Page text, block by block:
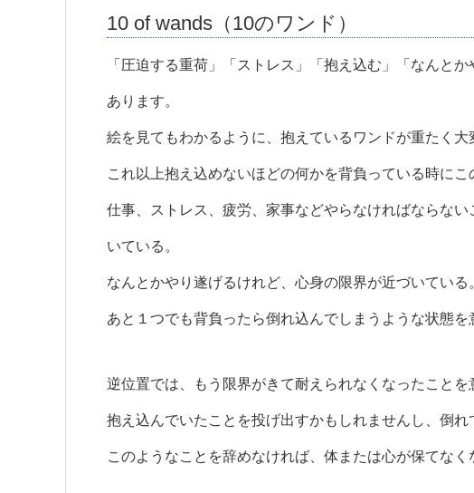
10 of wands（10のワンド）
「圧迫する重荷」「ストレス」「抱え込む」「なんと
あります。
絵を見てもわかるように、抱えているワンドが重たく大
これ以上抱え込めないほどの何かを背負っている時にこ
仕事、ストレス、疲労、家事などやらなければならな
いている。
なんとかやり遂げるけれど、心身の限界が近づいている
あと１つでも背負ったら倒れ込んでしまうような状態を
逆位置では、もう限界がきて耐えられなくなったことを
抱え込んでいたことを投げ出すかもしれませんし、倒れ
このようなことを辞めなければ、体または心が保てなく